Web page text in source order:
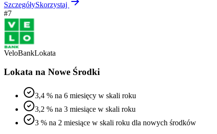
SzczegółySkorzystaj
#7
VeloBankLokata
Lokata na Nowe Środki
3,4 % na 6 miesięcy w skali roku
3,2 % na 3 miesiące w skali roku
3 % na 2 miesiące w skali roku dla nowych środków